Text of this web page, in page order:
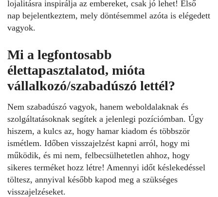
lojalitásra inspirálja az embereket, csak jó lehet! Első
nap bejelentkeztem, mely döntésemmel azóta is elégedett
vagyok.
Mi a legfontosabb
élettapasztalatod, mióta
vállalkozó/szabadúszó lettél?
Nem szabadúszó vagyok, hanem weboldalaknak és
szolgáltatásoknak segítek a jelenlegi pozíciómban. Úgy
hiszem, a kulcs az, hogy hamar kiadom és többször
ismétlem. Időben visszajelzést kapni arról, hogy mi
működik, és mi nem, felbecsülhetetlen ahhoz, hogy
sikeres terméket hozz létre! Amennyi időt késlekedéssel
töltesz, annyival később kapod meg a szükséges
visszajelzéseket.